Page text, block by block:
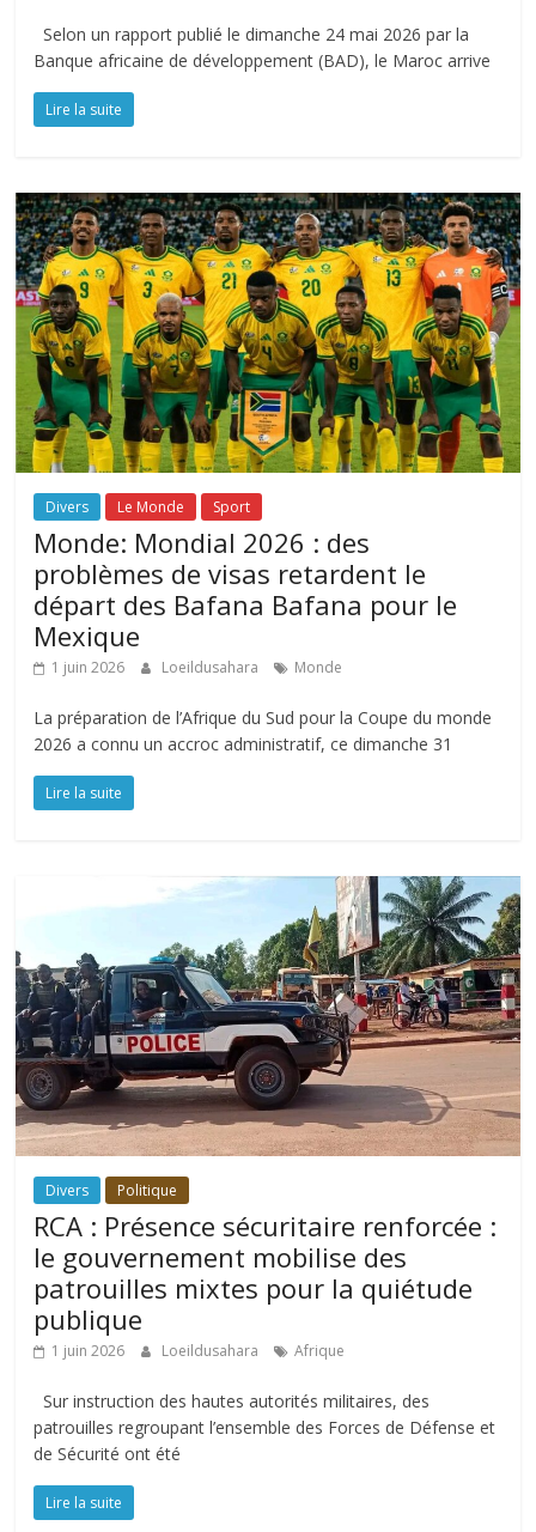
Selon un rapport publié le dimanche 24 mai 2026 par la
Banque africaine de développement (BAD), le Maroc arrive
Lire la suite
Divers Le Monde Sport
Monde: Mondial 2026 : des
problèmes de visas retardent le
départ des Bafana Bafana pour le
Mexique
1 juin 2026 Loeildusahara Monde
La préparation de l’Afrique du Sud pour la Coupe du monde
2026 a connu un accroc administratif, ce dimanche 31
Lire la suite
Divers Politique
RCA : Présence sécuritaire renforcée :
le gouvernement mobilise des
patrouilles mixtes pour la quiétude
publique
1 juin 2026 Loeildusahara Afrique
Sur instruction des hautes autorités militaires, des
patrouilles regroupant l’ensemble des Forces de Défense et
de Sécurité ont été
Lire la suite